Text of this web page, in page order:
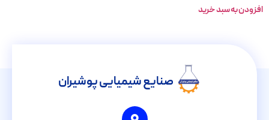
افزودن به سبد خرید
صنایع شیمیایی پوشیران